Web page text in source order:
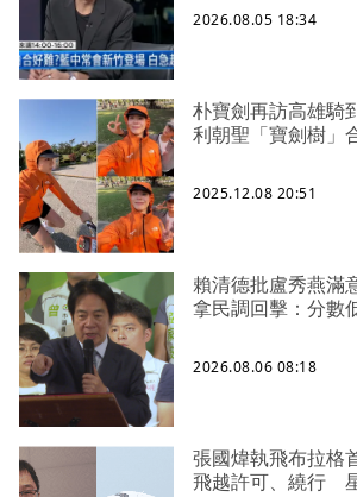
2026.08.05 18:34
朴寶劍再訪高雄
利朝聖「寶劍樹」
2025.12.08 20:51
賴清德批盧秀燕
拿民調回擊：分數
2026.08.06 08:18
張國煒執飛布拉格
飛越許可、繞行